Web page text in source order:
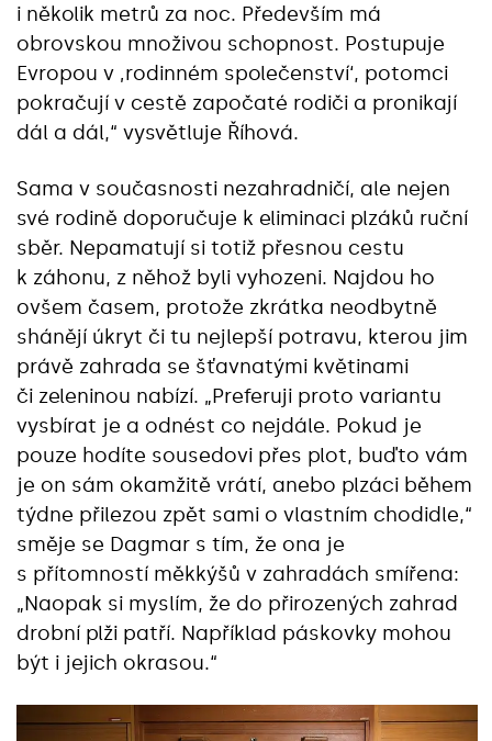
i několik metrů za noc. Především má
obrovskou množivou schopnost. Postupuje
Evropou v ‚rodinném společenství‘, potomci
pokračují v cestě započaté rodiči a pronikají
dál a dál,“ vysvětluje Říhová.
Sama v současnosti nezahradničí, ale nejen
své rodině doporučuje k eliminaci plzáků ruční
sběr. Nepamatují si totiž přesnou cestu
k záhonu, z něhož byli vyhozeni. Najdou ho
ovšem časem, protože zkrátka neodbytně
shánějí úkryt či tu nejlepší potravu, kterou jim
právě zahrada se šťavnatými květinami
či zeleninou nabízí. „Preferuji proto variantu
vysbírat je a odnést co nejdále. Pokud je
pouze hodíte sousedovi přes plot, buďto vám
je on sám okamžitě vrátí, anebo plzáci během
týdne přilezou zpět sami o vlastním chodidle,“
směje se Dagmar s tím, že ona je
s přítomností měkkýšů v zahradách smířena:
„Naopak si myslím, že do přirozených zahrad
drobní plži patří. Například páskovky mohou
být i jejich okrasou.“